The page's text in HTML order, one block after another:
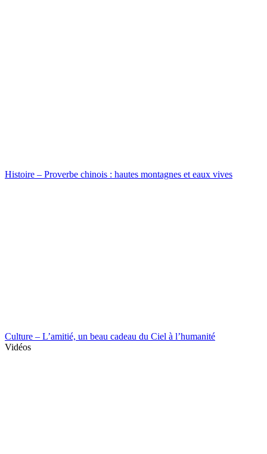
Histoire – Proverbe chinois : hautes montagnes et eaux vives
Culture – L’amitié, un beau cadeau du Ciel à l’humanité
Vidéos